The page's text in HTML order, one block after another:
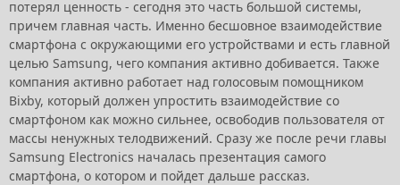
потерял ценность - сегодня это часть большой системы,
причем главная часть. Именно бесшовное взаимодействие
смартфона с окружающими его устройствами и есть главной
целью Samsung, чего компания активно добивается. Также
компания активно работает над голосовым помощником
Bixby, который должен упростить взаимодействие со
смартфоном как можно сильнее, освободив пользователя от
массы ненужных телодвижений. Сразу же после речи главы
Samsung Electronics началась презентация самого
смартфона, о котором и пойдет дальше рассказ.